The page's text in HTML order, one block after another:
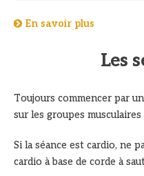
En savoir plus
Les
Toujours commencer par
sur les groupes musculaires
Si la séance est cardio, ne
cardio à base de corde à